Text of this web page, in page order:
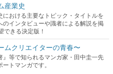
ムクリエイターの青春〜
』等で知られるマンガ家・田中圭一先
トマンガです。
い？
氏がゲームの魅力を画面や操作の具体的
、硬派で骨太な評論連載です。